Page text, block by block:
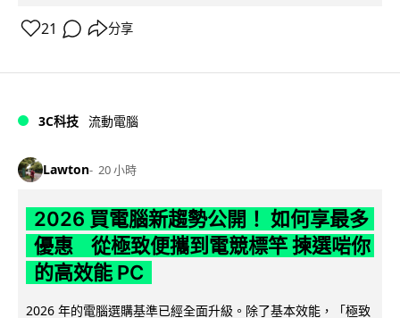
21 分享
3C科技 流動電腦
Lawton 20 小時
2026 買電腦新趨勢公開！ 如何享最多
優惠 從極致便攜到電競標竿 揀選啱你
的高效能 PC
2026 年的電腦選購基準已經全面升級。除了基本效能，「極致